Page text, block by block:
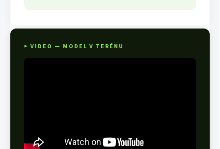
▶ VIDEO — MODEL V TERÉNU